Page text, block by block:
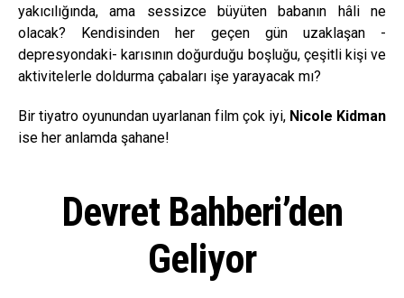
yakıcılığında, ama sessizce büyüten babanın hâli ne
olacak? Kendisinden her geçen gün uzaklaşan -
depresyondaki- karısının doğurduğu boşluğu, çeşitli kişi ve
aktivitelerle doldurma çabaları işe yarayacak mı?
Bir tiyatro oyunundan uyarlanan film çok iyi, Nicole Kidman
ise her anlamda şahane!
Devret Bahberi’den
Geliyor